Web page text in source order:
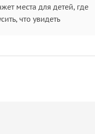
места для детей, где
что увидеть